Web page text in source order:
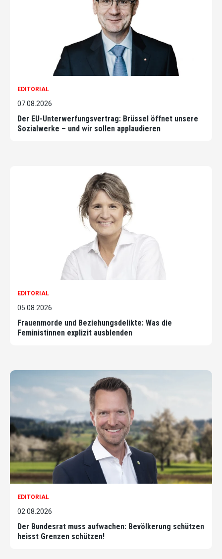
EDITORIAL
07.08.2026
Der EU-Unterwerfungsvertrag: Brüssel öffnet unsere
Sozialwerke – und wir sollen applaudieren
EDITORIAL
05.08.2026
Frauenmorde und Beziehungsdelikte: Was die
Feministinnen explizit ausblenden
EDITORIAL
02.08.2026
Der Bundesrat muss aufwachen: Bevölkerung schützen
heisst Grenzen schützen!